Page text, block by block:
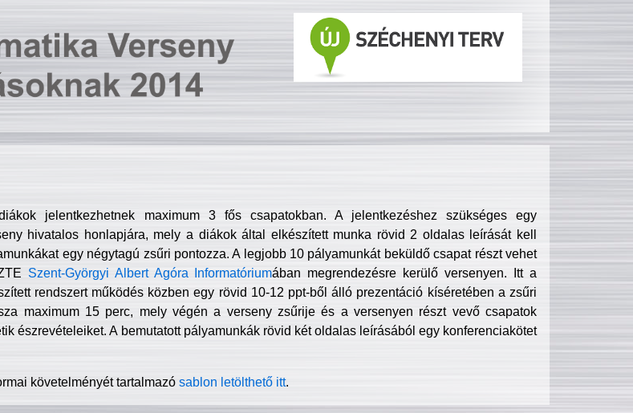
jelentkezhetnek maximum 3 fős csapatokban. A jelentkezéshez szükséges egy
hivatalos honlapjára, mely a diákok által elkészített munka rövid 2 oldalas leírását kell
egy négytagú zsűri pontozza. A legjobb 10 pályamunkát beküldő csapat részt vehet
Szent-Györgyi Albert Agóra Informatóriumában megrendezésre kerülő versenyen. Itt a
rendszert működés közben egy rövid 10-12 ppt-ből álló prezentáció kíséretében a zsűri
maximum 15 perc, mely végén a verseny zsűrije és a versenyen részt vevő csapatok
észrevételeiket. A bemutatott pályamunkák rövid két oldalas leírásából egy konferenciakötet
követelményét tartalmazósablon letölthető itt.